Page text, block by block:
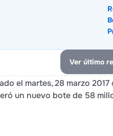
Ver último
el martes, 28 marzo
un nuevo bote de 58